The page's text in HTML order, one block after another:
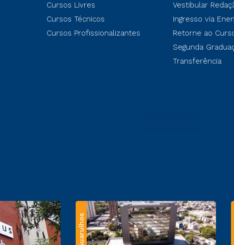
Cursos Livres
Cursos Técnicos
Cursos Profissionalizantes
Vestibular
Ingresso via
Retorne ao
Segunda
Transferência
Guarulhos